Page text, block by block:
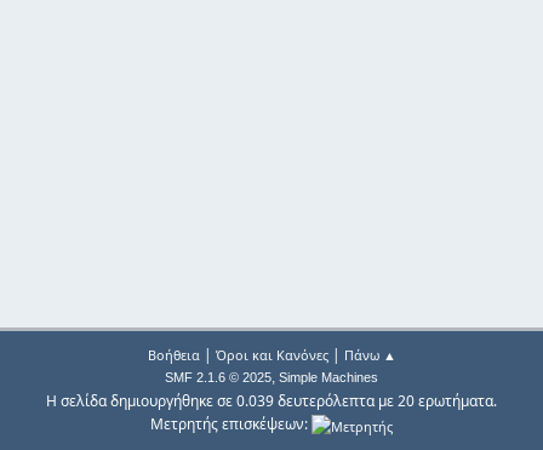
Βοήθεια| Όροι και Κανόνες| Πάνω ▲
SMF 2.1.6 © 2025, Simple Machines
Η σελίδα δημιουργήθηκε σε 0.039 δευτερόλεπτα με 20 ερωτήματα.
Μετρητής επισκέψεων: